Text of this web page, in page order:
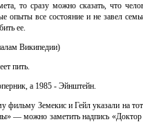
то сразу можно сказать, что
опыты все состояние и не завел
ее.
Википедии)
пить.
а 1985 - Эйнштейн.
Земекис и Гейл указали на
— можно заметить надпись